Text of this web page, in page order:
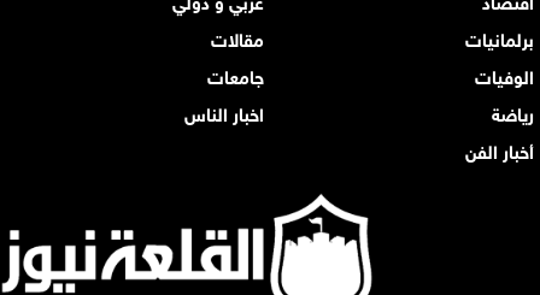
برلمانيات
مقالات
الوفيات
جامعات
رياضة
اخبار الناس
أخبار الفن